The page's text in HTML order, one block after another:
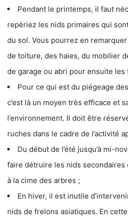
Pendant le printemps, il faut
repériez les nids primaires qui
du sol. Vous pourrez en
de toiture, des haies, du mobilier
de garage ou abri pour ensuite les
Pour ce qui est du piégeage
c’est là un moyen très efficace et
l’environnement. Il doit être
ruches dans le cadre de l’activité
Du début de l’été jusqu’à mi-
faire détruire les nids secondaires
à la cime des arbres ;
En hiver, il est inutile
nids de frelons asiatiques. En